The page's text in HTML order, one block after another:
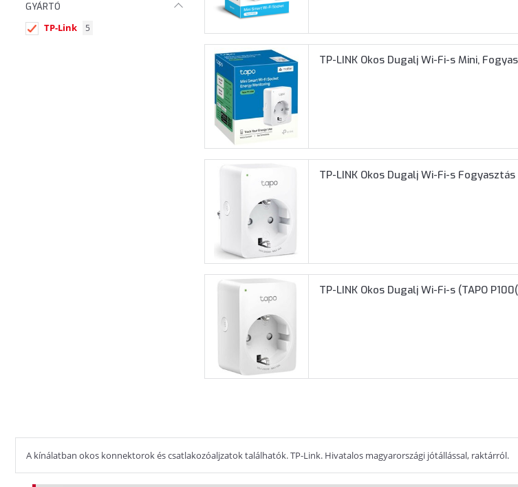
GYÁRTÓ
TP-Link 5
TP-LINK Okos Dugalj Wi-Fi-s Mini,
TP-LINK Okos Dugalj Wi-Fi-s Fogyasztás
TP-LINK Okos Dugalj Wi-Fi-s (TAPO
A kínálatban okos konnektorok és csatlakozóaljzatok találhatók. TP-Link. Hivatalos magyarországi jótállással, raktárról.